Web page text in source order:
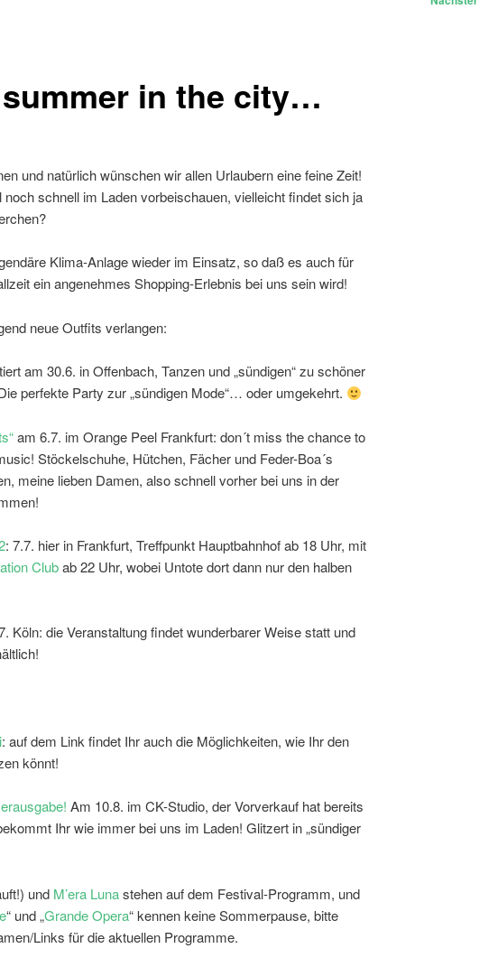
in the city…
und natürlich wünschen wir allen Urlaubern eine feine Zeit!
schnell im Laden vorbeischauen, vielleicht findet sich ja
Klima-Anlage wieder im Einsatz, so daß es auch für
ein angenehmes Shopping-Erlebnis bei uns sein wird!
neue Outfits verlangen:
am 30.6. in Offenbach, Tanzen und „sündigen“ zu schöner
perfekte Party zur „sündigen Mode“… oder umgekehrt.
am 6.7. im Orange Peel Frankfurt: don´t miss the chance to
Stöckelschuhe, Hütchen, Fächer und Feder-Boa´s
meine lieben Damen, also schnell vorher bei uns in der
: 7.7. hier in Frankfurt, Treffpunkt Hauptbahnhof ab 18 Uhr, mit
Clubab 22 Uhr, wobei Untote dort dann nur den halben
Köln: die Veranstaltung findet wunderbarer Weise statt und
: auf dem Link findet Ihr auch die Möglichkeiten, wie Ihr den
könnt!
Am 10.8. im CK-Studio, der Vorverkauf hat bereits
Ihr wie immer bei uns im Laden! Glitzert in „sündiger
und M’era Lunastehen auf dem Festival-Programm, und
“ und „Grande Opera“ kennen keine Sommerpause, bitte
Links für die aktuellen Programme.